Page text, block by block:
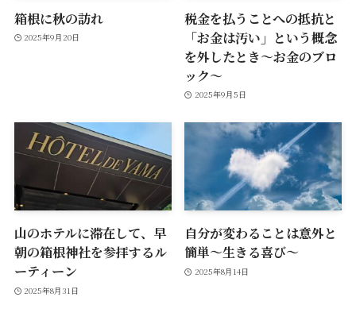
箱根に秋の訪れ
2025年9月20日
税金を払うことへの抵抗と
「お金は汚い」という概念
を外したとき～お金のブロ
ック～
2025年9月5日
山のホテルに滞在して、早
朝の箱根神社を参拝するル
ーティーン
2025年8月31日
自分が変わることは意外と
簡単～生きる喜び～
2025年8月14日